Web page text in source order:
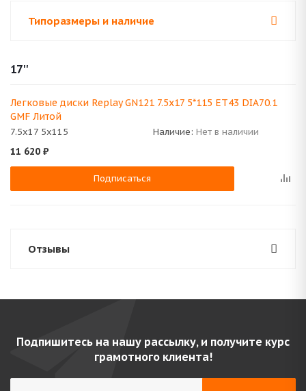
Типоразмеры и наличие
17''
Легковые диски Replay GN121 7.5x17 5*115 ET43 DIA70.1
GMF Литой
7.5x17 5x115 Наличие: Нет в наличии
11 620 ₽
Подписаться
Отзывы
Подпишитесь на нашу рассылку, и получите курс
грамотного клиента!